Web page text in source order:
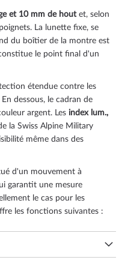
et 10 mm de houtet, selon
La lunette fixe, se
du boîtier de la montre est
le point final d'un
étendue contre les
dessous, le cadran de
argent. Les index lum.,
la Swiss Alpine Military
même dans des
d'un mouvement à
garantit une mesure
le cas pour les
les fonctions suivantes :
garantit une bonne
vous pouvez le